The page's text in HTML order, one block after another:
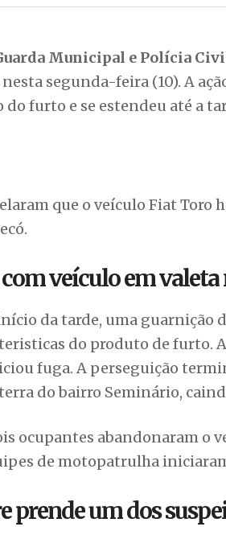
Municipal e Polícia
segunda-feira (10). A
furto e se estendeu até a
que o veículo Fiat Toro
veículo em
da tarde, uma guarnição
do produto de furto.
fuga. A perseguição
do bairro Seminário,
ocupantes abandonaram o
de motopatrulha
prende um dos